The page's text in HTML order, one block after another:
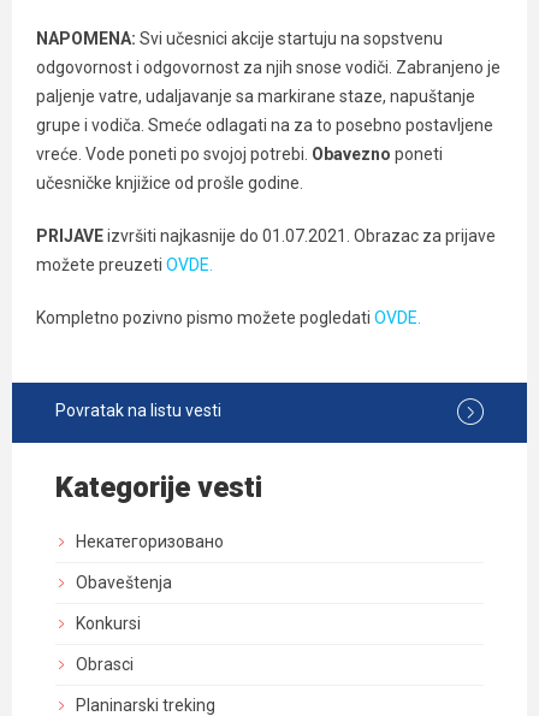
NAPOMENA: Svi učesnici akcije startuju na sopstvenu
odgovornost i odgovornost za njih snose vodiči. Zabranjeno je
paljenje vatre, udaljavanje sa markirane staze, napuštanje
grupe i vodiča. Smeće odlagati na za to posebno postavljene
vreće. Vode poneti po svojoj potrebi. Obavezno poneti
učesničke knjižice od prošle godine.
PRIJAVEizvršiti najkasnije do 01.07.2021. Obrazac za prijave
možete preuzeti OVDE.
Kompletno pozivno pismo možete pogledati OVDE.
Povratak na listu vesti
Kategorije vesti
Некатегоризовано
Obaveštenja
Konkursi
Obrasci
Planinarski treking